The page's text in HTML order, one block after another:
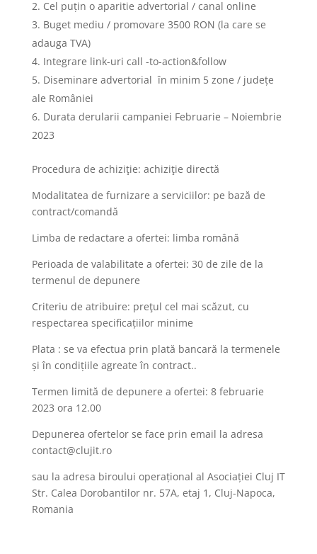
Cel puțin o aparitie advertorial / canal online
Buget mediu / promovare 3500 RON (la care se
adauga TVA)
Integrare link-uri call -to-action&follow
Diseminare advertorial în minim 5 zone / județe
ale României
Durata derularii campaniei Februarie – Noiembrie
2023
Procedura de achiziţie: achiziţie directă
Modalitatea de furnizare a serviciilor: pe bază de
contract/comandă
Limba de redactare a ofertei: limba română
Perioada de valabilitate a ofertei: 30 de zile de la
termenul de depunere
Criteriu de atribuire: preţul cel mai scăzut, cu
respectarea specificațiilor minime
Plata : se va efectua prin plată bancară la termenele
și în condițiile agreate în contract..
Termen limită de depunere a ofertei: 8 februarie
2023 ora 12.00
Depunerea ofertelor se face prin email la adresa
contact@clujit.ro
sau la adresa biroului operațional al Asociației Cluj IT
Str. Calea Dorobantilor nr. 57A, etaj 1, Cluj-Napoca,
Romania